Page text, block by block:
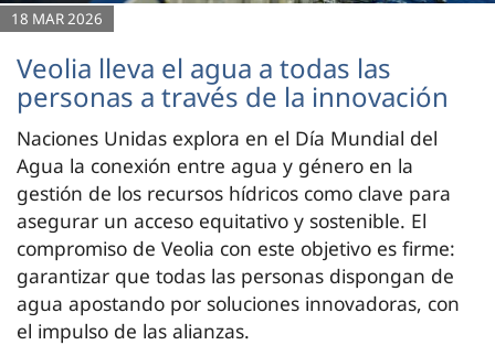
18 MAR 2026
Veolia lleva el agua a todas las
personas a través de la innovación
Naciones Unidas explora en el Día Mundial del
Agua la conexión entre agua y género en la
gestión de los recursos hídricos como clave para
asegurar un acceso equitativo y sostenible. El
compromiso de Veolia con este objetivo es firme:
garantizar que todas las personas dispongan de
agua apostando por soluciones innovadoras, con
el impulso de las alianzas.